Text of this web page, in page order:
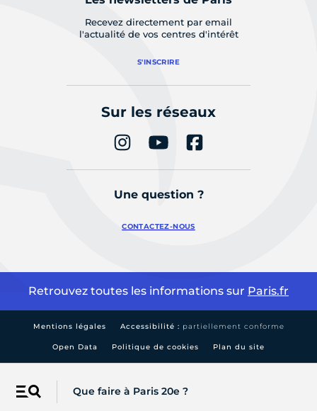
Menu Que faire à Paris 20e ?
Recevez directement par email
l'actualité de vos centres d'intérêt
S'INSCRIRE
Sur les réseaux
Une question ?
CONTACTEZ-NOUS
Retrouvez toutes les informations sur Paris.fr
Mentions légales Accessibilité : partiellement conforme
Open Data Politique de cookies Plan du site